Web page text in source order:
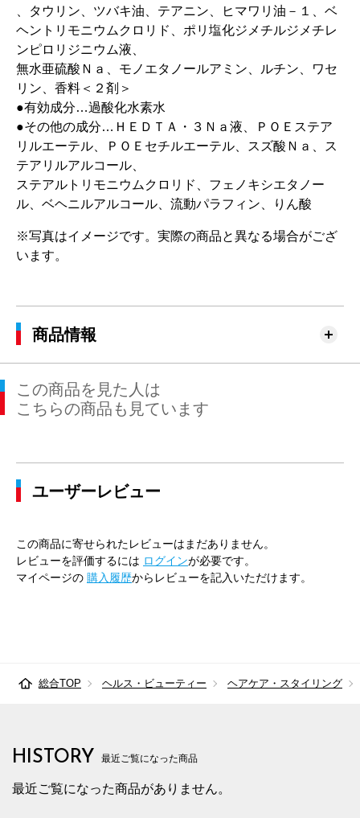
、タウリン、ツバキ油、テアニン、ヒマワリ油－１、ベ
ヘントリモニウムクロリド、ポリ塩化ジメチルジメチレ
ンピロリジニウム液、
無水亜硫酸Ｎａ、モノエタノールアミン、ルチン、ワセ
リン、香料＜２剤＞
●有効成分…過酸化水素水
●その他の成分…ＨＥＤＴＡ・３Ｎａ液、ＰＯＥステア
リルエーテル、ＰＯＥセチルエーテル、スズ酸Ｎａ、ス
テアリルアルコール、
ステアルトリモニウムクロリド、フェノキシエタノー
ル、ベヘニルアルコール、流動パラフィン、りん酸
※写真はイメージです。実際の商品と異なる場合がござ
います。
商品情報
この商品を見た人は
こちらの商品も見ています
ユーザーレビュー
この商品に寄せられたレビューはまだありません。
レビューを評価するには ログインが必要です。
マイページの 購入履歴からレビューを記入いただけます。
総合TOP ヘルス・ビューティー ヘアケア・スタイリング
HISTORY 最近ご覧になった商品
最近ご覧になった商品がありません。